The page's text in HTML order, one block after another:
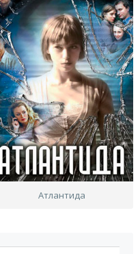
Атлантида